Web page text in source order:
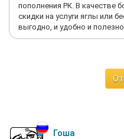
пополнения РК. В качестве
скидки на услуги яглы или
выгодно, и удобно и
Гоша